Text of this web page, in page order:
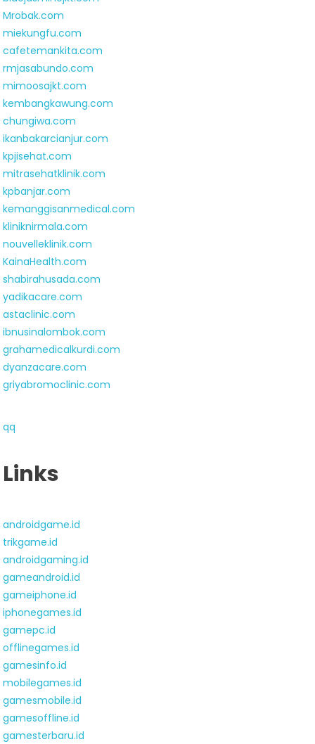
Mrobak.com
miekungfu.com
cafetemankita.com
rmjasabundo.com
mimoosajkt.com
kembangkawung.com
chungiwa.com
ikanbakarcianjur.com
kpjisehat.com
mitrasehatklinik.com
kpbanjar.com
kemanggisanmedical.com
kliniknirmala.com
nouvelleklinik.com
KainaHealth.com
shabirahusada.com
yadikacare.com
astaclinic.com
ibnusinalombok.com
grahamedicalkurdi.com
dyanzacare.com
griyabromoclinic.com
qq
Links
androidgame.id
trikgame.id
androidgaming.id
gameandroid.id
gameiphone.id
iphonegames.id
gamepc.id
offlinegames.id
gamesinfo.id
mobilegames.id
gamesmobile.id
gamesoffline.id
gamesterbaru.id